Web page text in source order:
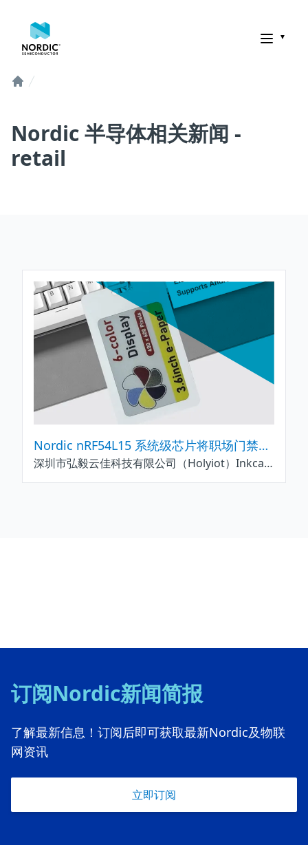
诺迪克半导体
Nordic 半导体相关新闻 -
retail
Nordic nRF54L15 系统级芯片将职场门禁卡与身份识别卡升级为智能无线终端
深圳市弘毅云佳科技有限公司（Holyiot）Inkcard-A1 集成高性能 nRF54L15 系统级芯片，实现高实时性的门禁控制与身份验证
订阅Nordic新闻简报
了解最新信息！订阅后即可获取最新Nordic及物联
网资讯
立即订阅